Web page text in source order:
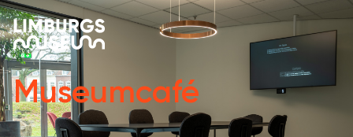
Museumcafé